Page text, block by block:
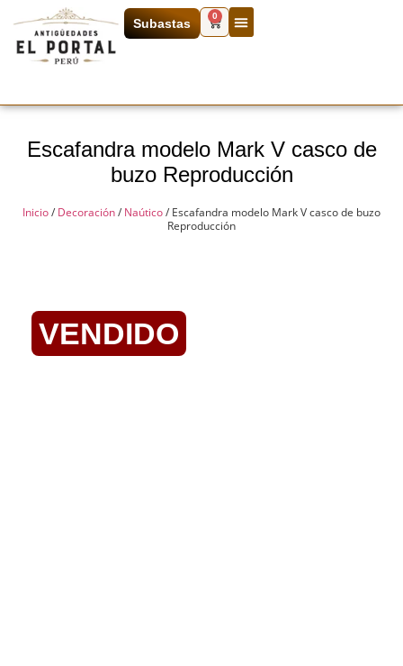
Subastas
0
Escafandra modelo Mark V casco de
buzo Reproducción
Inicio/ Decoración/ Naútico/ Escafandra modelo Mark V casco de buzo
Reproducción
VENDIDO